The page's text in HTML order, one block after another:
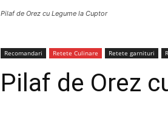
Pilaf de Orez cu Legume la Cuptor
Recomandari Retete Culinare Retete garnituri
Pilaf de Orez